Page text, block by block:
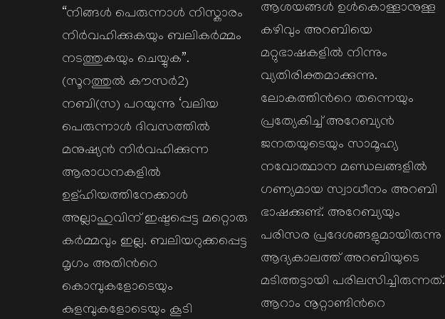
“നിങ്ങള്‍ പെരുന്നാള്‍ നിസ്കാരം
നിര്‍വഹിക്കുകയും ബലികര്‍മ്മം
നടത്തുകയും ചെയ്യുക”.
(സൂറത്തുല്‍ കൗസര്‍2)
നബി(സ) പറയുന്നു ‘വലിയ
പെരുന്നാള്‍ ദിവസത്തില്‍
മനുഷ്യന്‍ നിര്‍വഹിക്കുന്ന
ആരാധനകളില്‍
ഉള്ഹിയത്തിനേക്കാള്‍
അല്ലാഹുവിന് ഇഷ്ടപ്പെട്ട മറ്റൊരു
കര്‍മ്മവും ഇല്ല. ബലിയറുക്കപ്പെട്ട
മൃഗം അതിന്‍റെ
കൊമ്പുകളോടെയും
കുളമ്പുകളോടെയും കൂടി
ആശയങ്ങള്‍ ഉള്‍കൊള്ളാനുള്ള
കഴിവും അറബിയെ
മറ്റുഭാഷകളില്‍ നിന്നും
വ്യതിരിക്തമാക്കുന്നു.
ലോകത്തിന്‍റെ തന്നെയും
പ്രത്യേകിച്ച് അറേബ്യന്‍
ജനതയുടെയും സാമൂഹ്യ
നവോത്ഥാന മണ്ഡലങ്ങളില്‍
ഗണ്യമായ സ്വാധീനം അറബി
ഭാഷക്കുണ്ട്. അറേബ്യയും
പരിസര പ്രദേശങ്ങളുമായിരുന്നു
ആദ്യകാലത്ത് അറബിയുടെ
മടിത്തട്ടായി പരിലസിച്ചിരുന്നത്.
ആറാം നൂറ്റാണ്ടിന്‍റെ